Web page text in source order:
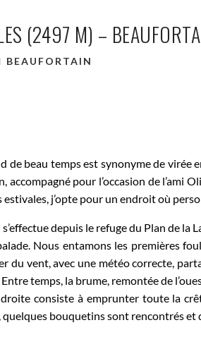
(2497 M) –
BEAUFORTAIN
de beau temps est synonyme de virée
accompagné pour l’occasion de
estivales, j’opte pour un endroit où
depuis le refuge du Plan de
Nous entamons les premières
du vent, avec une météo correcte,
temps, la brume, remontée de
consiste à emprunter toute la
bouquetins sont rencontrés et